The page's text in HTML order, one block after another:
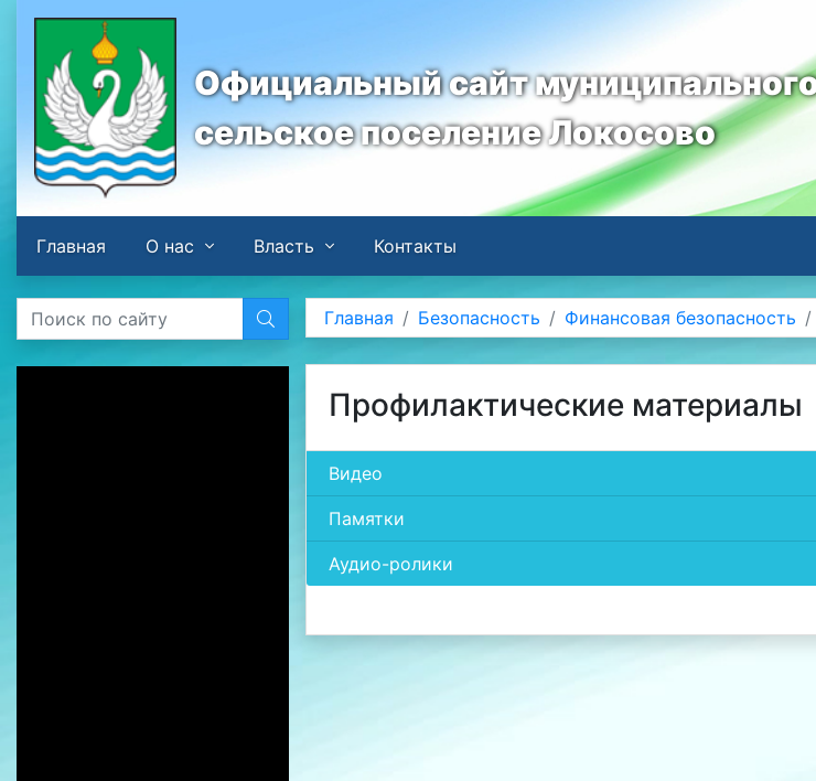
Официальный сайт
сельское поселение Локосово
Главная
О нас Власть Контакты
Главная Безопасность Финансовая безопасность
Профилактические материалы
Видео
Памятки
Аудио-ролики